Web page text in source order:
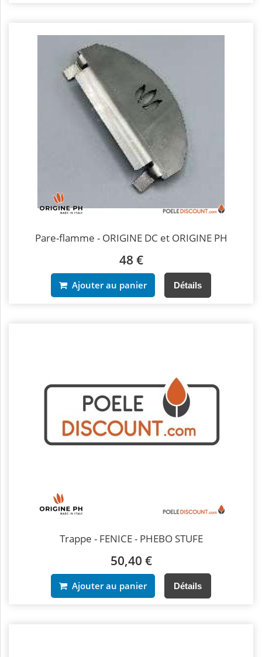
Pare-flamme - ORIGINE DC et ORIGINE PH
48 €
Ajouter au panier Détails
Trappe - FENICE - PHEBO STUFE
50,40 €
Ajouter au panier Détails